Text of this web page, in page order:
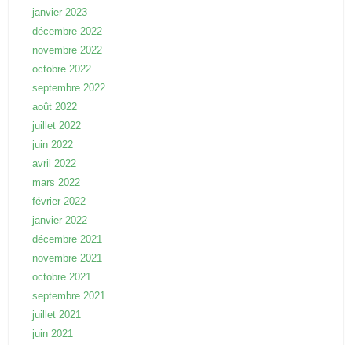
janvier 2023
décembre 2022
novembre 2022
octobre 2022
septembre 2022
août 2022
juillet 2022
juin 2022
avril 2022
mars 2022
février 2022
janvier 2022
décembre 2021
novembre 2021
octobre 2021
septembre 2021
juillet 2021
juin 2021